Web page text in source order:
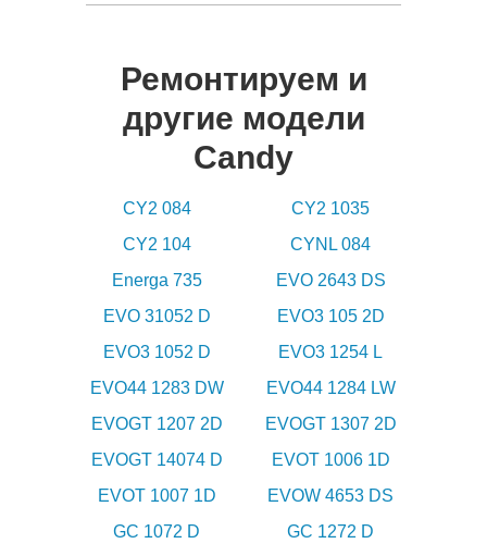
Ремонтируем и
другие модели
Candy
CY2 084
CY2 1035
CY2 104
CYNL 084
Energa 735
EVO 2643 DS
EVO 31052 D
EVO3 105 2D
EVO3 1052 D
EVO3 1254 L
EVO44 1283 DW
EVO44 1284 LW
EVOGT 1207 2D
EVOGT 1307 2D
EVOGT 14074 D
EVOT 1006 1D
EVOT 1007 1D
EVOW 4653 DS
GC 1072 D
GC 1272 D